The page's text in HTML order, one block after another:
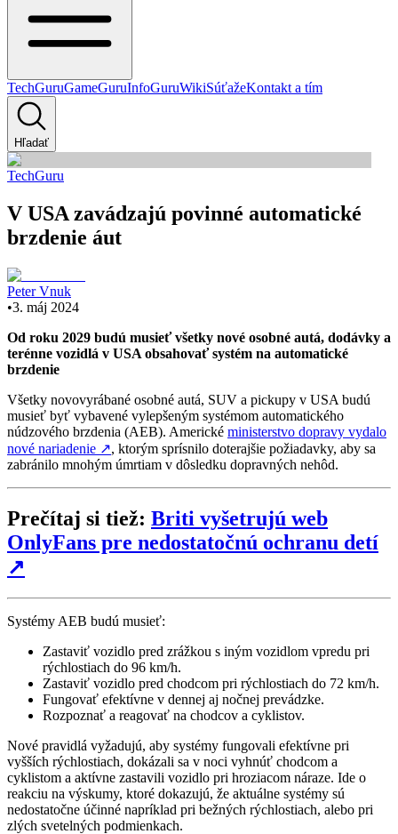
TechGuruGameGuruInfoGuruWikiSúťažeKontakt a tím
Hľadať
TechGuru
V USA zavádzajú povinné automatické
brzdenie áut
Peter Vnuk
•3. máj 2024
Od roku 2029 budú musieť všetky nové osobné autá, dodávky a
terénne vozidlá v USA obsahovať systém na automatické
brzdenie
Všetky novovyrábané osobné autá, SUV a pickupy v USA budú
musieť byť vybavené vylepšeným systémom automatického
núdzového brzdenia (AEB). Americké ministerstvo dopravy vydalo
nové nariadenie ↗, ktorým sprísnilo doterajšie požiadavky, aby sa
zabránilo mnohým úmrtiam v dôsledku dopravných nehôd.
Prečítaj si tiež: Briti vyšetrujú web
OnlyFans pre nedostatočnú ochranu detí
↗
Systémy AEB budú musieť:
Zastaviť vozidlo pred zrážkou s iným vozidlom vpredu pri
rýchlostiach do 96 km/h.
Zastaviť vozidlo pred chodcom pri rýchlostiach do 72 km/h.
Fungovať efektívne v dennej aj nočnej prevádzke.
Rozpoznať a reagovať na chodcov a cyklistov.
Nové pravidlá vyžadujú, aby systémy fungovali efektívne pri
vyšších rýchlostiach, dokázali sa v noci vyhnúť chodcom a
cyklistom a aktívne zastavili vozidlo pri hroziacom náraze. Ide o
reakciu na výskumy, ktoré dokazujú, že aktuálne systémy sú
nedostatočne účinné napríklad pri bežných rýchlostiach, alebo pri
zlých svetelných podmienkach.